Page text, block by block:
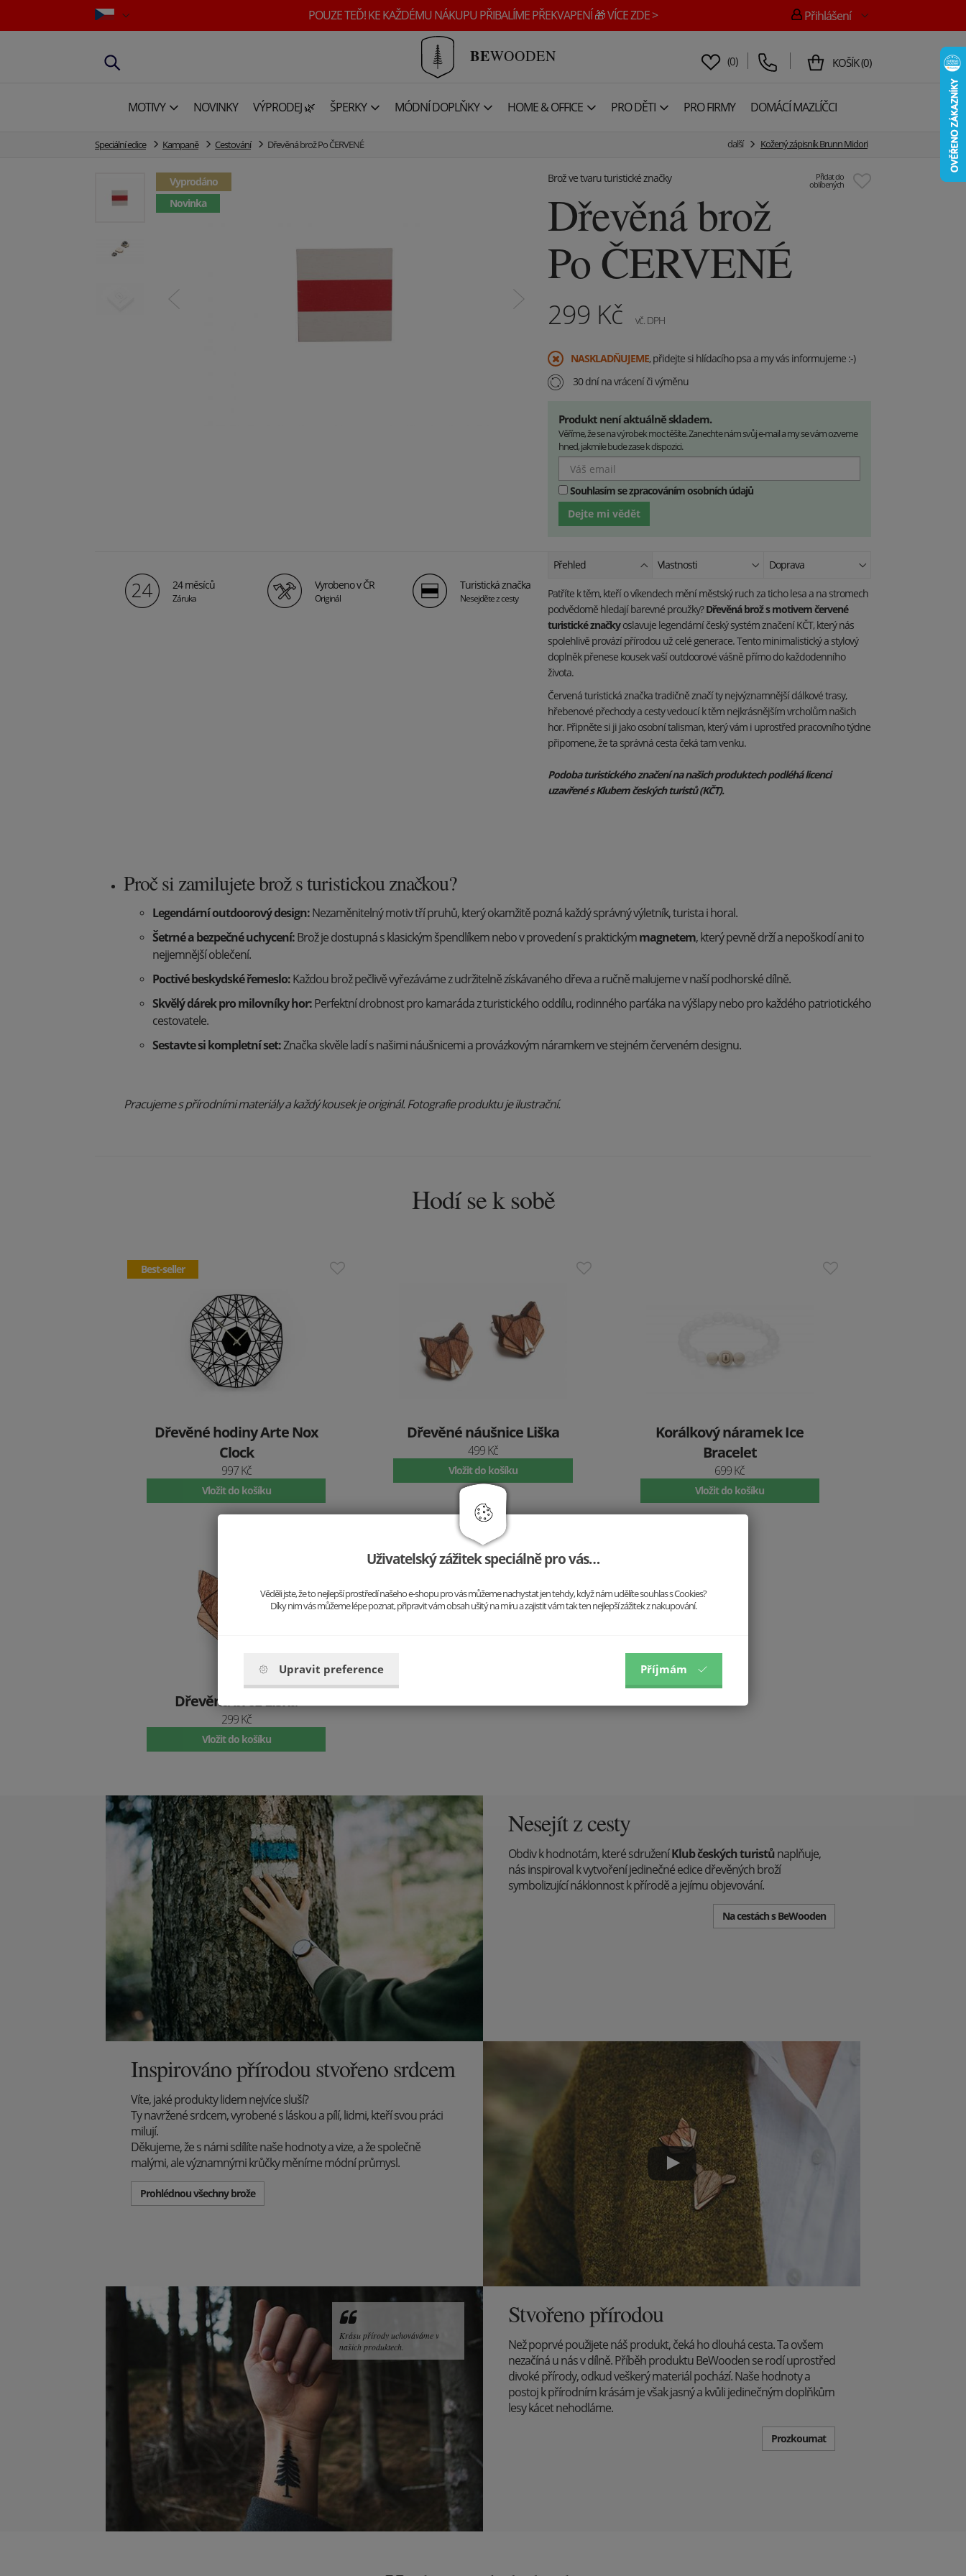
POUZE TEĎ! KE KAŽDÉMU NÁKUPU PŘIBALÍME PŘEKVAPENÍ 🎁 VÍCE ZDE > Přihlášení
BEWOODEN (0) KOŠÍK(0)
MOTIVY NOVINKY VÝPRODEJ 🌿 ŠPERKY MÓDNÍ DOPLŇKY HOME & OFFICE PRO DĚTI PRO FIRMY DOMÁCÍ MAZLÍČCI
Speciální edice Kampaně Cestování Dřevěná brož Po ČERVENÉ další Kožený zápisník Brunn Midori
Vyprodáno
Novinka
Přidat do
oblíbených
Brož ve tvaru turistické značky
Dřevěná brož
Po ČERVENÉ
299 Kč vč. DPH
​NASKLADŇUJEME, přidejte si hlídacího psa a my vás informujeme :-)
30 dní na vrácení či výměnu
Produkt není aktuálně skladem.
Věříme, že se na výrobek moc těšíte. Zanechte nám svůj e-mail a my se vám ozveme
hned, jakmile bude zase k dispozici.
Souhlasím se zpracováním osobních údajů
Dejte mi vědět
24 měsíců
Záruka
Vyrobeno v ČR
Originál
Turistická značka
Nesejděte z cesty
Přehled Vlastnosti Doprava
Patříte k těm, kteří o víkendech mění městský ruch za ticho lesa a na stromech
podvědomě hledají barevné proužky?Dřevěná brož s motivem červené
turistické značkyoslavuje legendární český systém značení KČT, který nás
spolehlivě provází přírodou už celé generace. Tento minimalistický a stylový
doplněk přenese kousek vaší outdoorové vášně přímo do každodenního
života.
Červená turistická značka tradičně značí ty nejvýznamnější dálkové trasy,
hřebenové přechody a cesty vedoucí k těm nejkrásnějším vrcholům našich
hor. Připněte si ji jako osobní talisman, který vám i uprostřed pracovního týdne
připomene, že ta správná cesta čeká tam venku.
Podoba turistického značení na našich produktech podléhá licenci
uzavřené s Klubem českých turistů (KČT).
Proč si zamilujete brož s turistickou značkou?
Legendární outdoorový design:Nezaměnitelný motiv tří pruhů, který okamžitě pozná každý správný výletník, turista i horal.
Šetrné a bezpečné uchycení:Brož je dostupná s klasickým špendlíkem nebo v provedení s praktickýmmagnetem, který pevně drží a nepoškodí ani to
nejjemnější oblečení.
Poctivé beskydské řemeslo:Každou brož pečlivě vyřezáváme z udržitelně získávaného dřeva a ručně malujeme v naší podhorské dílně.
Skvělý dárek pro milovníky hor:Perfektní drobnost pro kamaráda z turistického oddílu, rodinného parťáka na výšlapy nebo pro každého patriotického
cestovatele.
Sestavte si kompletní set:Značka skvěle ladí s našimi náušnicemi a provázkovým náramkem ve stejném červeném designu.
Pracujeme s přírodními materiály a každý kousek je originál. Fotografie produktu je ilustrační.
Hodí se k sobě
Best-seller
Dřevěné hodiny Arte Nox
Clock
997 Kč
Vložit do košíku
Dřevěné náušnice Liška
499 Kč
Vložit do košíku
Korálkový náramek Ice
Bracelet
699 Kč
Vložit do košíku
Dřevěná brož Liška
299 Kč
Vložit do košíku
Nesejít z cesty
Obdiv k hodnotám, které sdruženíKlub českých turistůnaplňuje,
nás inspiroval k vytvoření jedinečné edice dřevěných broží
symbolizující náklonnost k přírodě a jejímu objevování.
Na cestách s BeWooden
Inspirováno přírodou stvořeno srdcem
Víte, jaké produkty lidem nejvíce sluší?
Ty navržené srdcem, vyrobené s láskou a pílí, lidmi, kteří svou práci
milují.
Děkujeme, že s námi sdílíte naše hodnoty a vize, a že společně
malými, ale významnými krůčky měníme módní průmysl.
Prohlédnou všechny brože
Stvořeno přírodou
Než poprvé použijete náš produkt, čeká ho dlouhá cesta. Ta ovšem
nezačíná u nás v dílně. Příběh produktu BeWooden se rodí uprostřed
divoké přírody, odkud veškerý materiál pochází. Naše hodnoty a
postoj k přírodním krásám je však jasný a kvůli jedinečným doplňkům
lesy kácet nehodláme.
Prozkoumat
Krásu přírody uchováváme v
našich produktech.
Uživatelský zážitek speciálně pro vás…
Věděli jste, že to nejlepší prostředí našeho e-shopu pro vás můžeme nachystat jen tehdy, když nám udělíte souhlas s Cookies?
Díky nim vás můžeme lépe poznat, připravit vám obsah ušitý na míru a zajistit vám tak ten nejlepší zážitek z nakupování.
Upravit preference Příjmám